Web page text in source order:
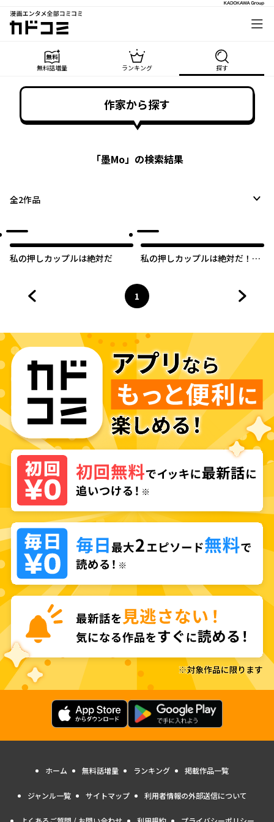
漫画エンタメ全部コミコミ
カドコミ
無料話増量 ランキング 探す
作家から探す
「墨Mo」の検索結果
全2作品
私の押しカップルは絶対だ
私の押しカップルは絶対だ！
ページ
1
へ
ホーム 無料話増量 ランキング 掲載作品一覧
ジャンル一覧 サイトマップ 利用者情報の外部送信について